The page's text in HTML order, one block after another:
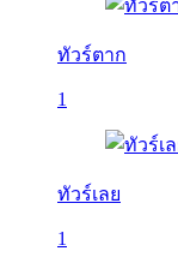
ทัวร์ตาก
1
ทัวร์เลย
1